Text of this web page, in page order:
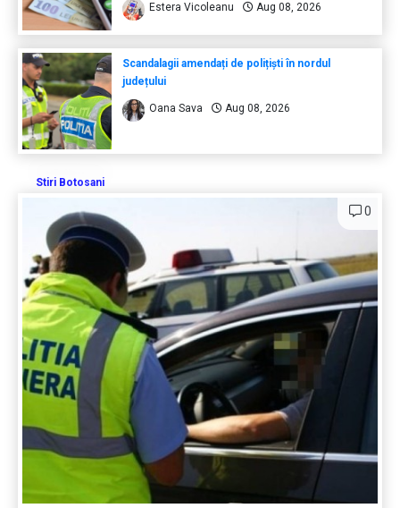
Estera Vicoleanu Aug 08, 2026
Scandalagii amendați de polițiști în nordul
județului
Oana Sava Aug 08, 2026
Stiri Botosani
0